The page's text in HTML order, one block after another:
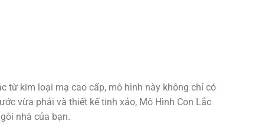
từ kim loại mạ cao cấp, mô hình này không chỉ có
vừa phải và thiết kế tinh xảo, Mô Hình Con Lắc
nhà của bạn.